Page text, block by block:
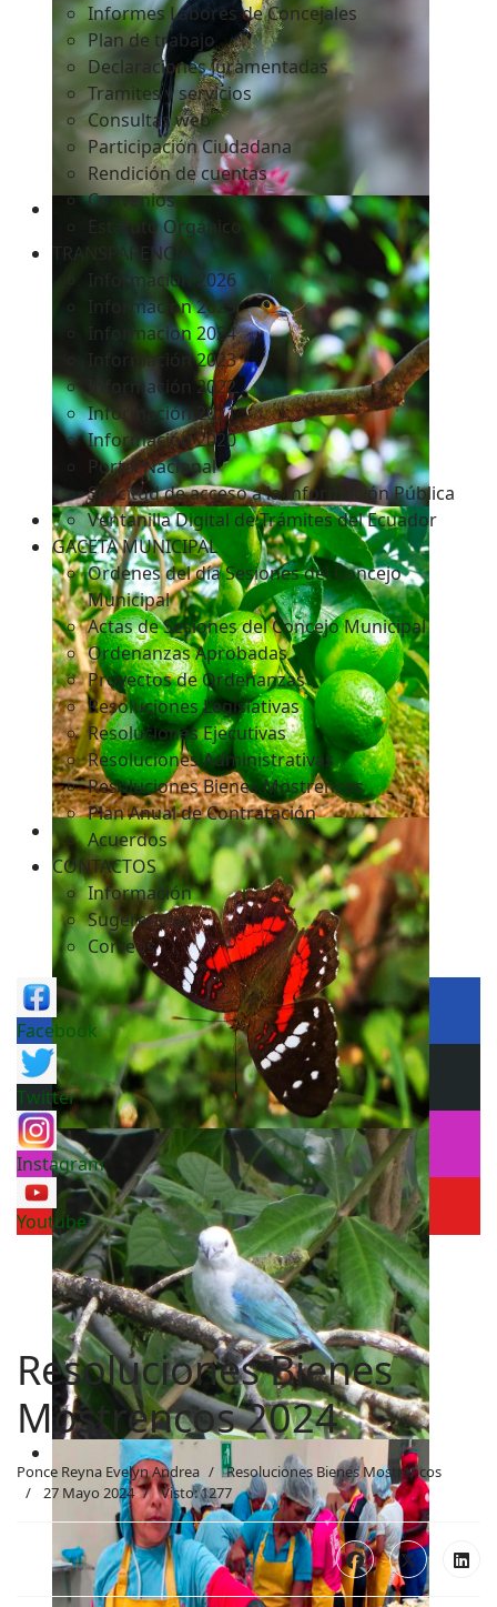
Informes Labores de Concejales
Plan de trabajo
Declaraciones Juramentadas
Tramites y servicios
Consultas web
Participación Ciudadana
Rendición de cuentas
Convenios
Estatuto Orgánico
TRANSPARENCIA
Informacion 2026
Informacion 2025
Informacion 2024
Información 2023
Información 2022
Información 2021
Información 2020
Portal Nacional
Solicitud de acceso a la Información Pública
Ventanilla Digital de Trámites del Ecuador
GACETA MUNICIPAL
Ordenes del día Sesiones del Concejo
Municipal
Actas de Sesiones del Concejo Municipal
Ordenanzas Aprobadas
Proyectos de Ordenanzas
Resoluciones Legislativas
Resoluciones Ejecutivas
Resoluciones Administrativas
Resoluciones Bienes Mostrencos
Plan Anual de Contratación
Acuerdos
CONTACTOS
Información
Sugerencias
Correos
Facebook
Twitter
Instagram
Youtube
Resoluciones Bienes
Mostrencos 2024
Ponce Reyna Evelyn Andrea
Resoluciones Bienes Mostrencos
27 Mayo 2024
Visto: 1277